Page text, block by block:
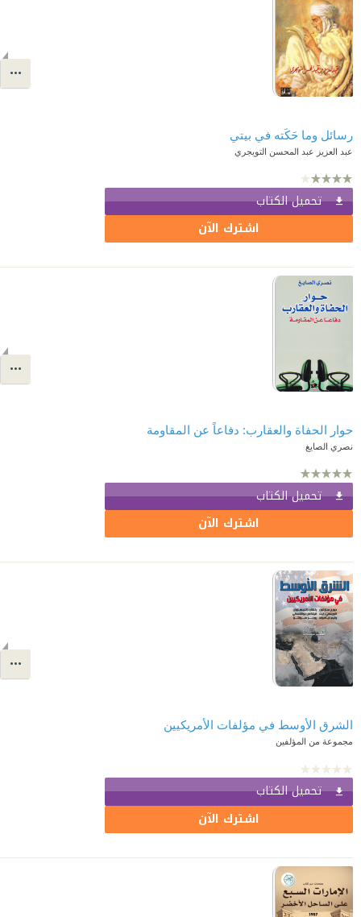
رسائل وما حَكَته في بيتي
عبد العزيز عبد المحسن التويجري
تحميل الكتاب
اشترك الآن
حوار الحفاة والعقارب: دفاعاً عن المقاومة
نصري الصايغ
تحميل الكتاب
اشترك الآن
الشرق الأوسط في مؤلفات الأمريكيين
مجموعة من المؤلفين
تحميل الكتاب
اشترك الآن